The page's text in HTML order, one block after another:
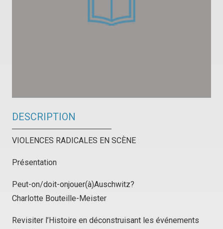
DESCRIPTION
VIOLENCES RADICALES EN SCÈNE
Présentation
Peut-on/doit-onjouer(à)Auschwitz?
Charlotte Bouteille-Meister
Revisiter l’Histoire en déconstruisant les événements